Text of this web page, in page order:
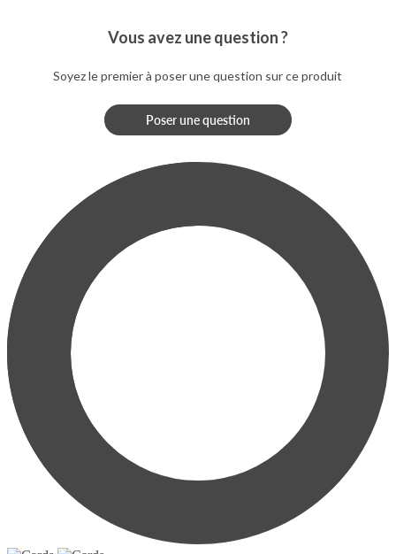
Vous avez une question ?
Soyez le premier à poser une question sur ce produit
Poser une question